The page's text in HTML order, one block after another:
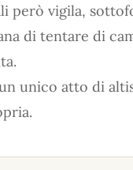
però vigila,
di tentare di
unico atto di